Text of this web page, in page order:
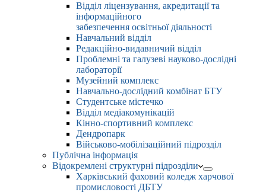
Відділ ліцензування, акредитації та
інформаційного
забезпечення освітньої діяльності
Навчальний відділ
Редакційно-видавничий відділ
Проблемні та галузеві науково-дослідні
лабораторії
Музейний комплекс
Навчально-дослідний комбінат БТУ
Студентське містечко
Відділ медіакомунікацій
Кінно-спортивний комплекс
Дендропарк
Військово-мобілізаційний підрозділ
Публічна інформація
Відокремлені структурні підрозділи
Харківський фаховий коледж харчової
промисловості ДБТУ